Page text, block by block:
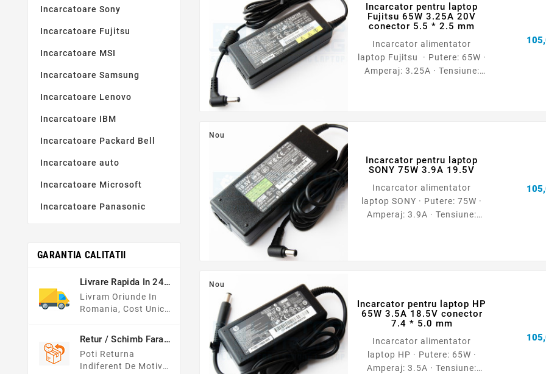
Incarcatoare Sony
Incarcatoare Fujitsu
Incarcatoare MSI
Incarcatoare Samsung
Incarcatoare Lenovo
Incarcatoare IBM
Incarcatoare Packard Bell
Incarcatoare auto
Incarcatoare Microsoft
Incarcatoare Panasonic
GARANTIA CALITATII
Livrare Rapida In 24-
48h
Livram Oriunde In
Romania, Cost Unic
Comenzile Peste 500
Lei Transportul Este
Gratuit.
Retur / Schimb Fara
Griji
Poti Returna
Indiferent De Motiv
Incarcator pentru laptop
Fujitsu 65W 3.25A 20V
conector 5.5 * 2.5 mm
Incarcator alimentator
laptop Fujitsu · Putere: 65W ·
Amperaj: 3.25A · Tensiune:
Nou
Incarcator pentru laptop
SONY 75W 3.9A 19.5V
Incarcator alimentator
laptop SONY · Putere: 75W ·
Amperaj: 3.9A · Tensiune:
Nou
Incarcator pentru laptop HP
65W 3.5A 18.5V conector
7.4 * 5.0 mm
Incarcator alimentator
laptop HP · Putere: 65W ·
Amperaj: 3.5A · Tensiune: